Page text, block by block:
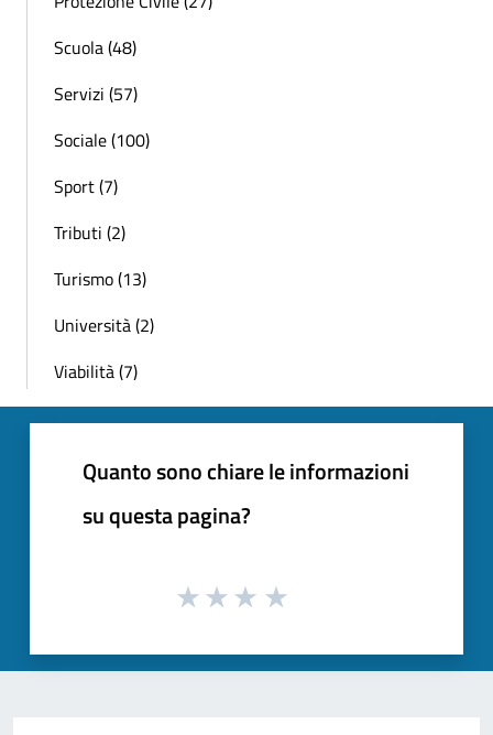
Scuola (48)
Servizi (57)
Sociale (100)
Sport (7)
Tributi (2)
Turismo (13)
Università (2)
Viabilità (7)
Quanto sono chiare le informazioni
su questa pagina?